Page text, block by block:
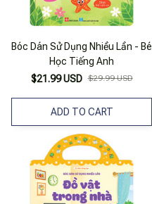
Bóc Dán Sử Dụng Nhiều Lần - Bé
Học Tiếng Anh
$21.99 USD $29.99 USD
ADD TO CART